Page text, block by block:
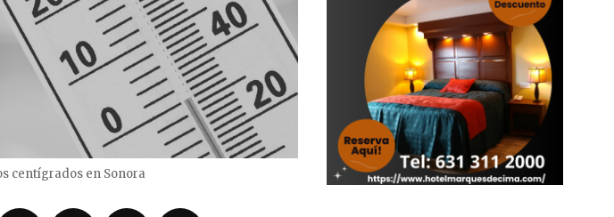
centígrados en Sonora